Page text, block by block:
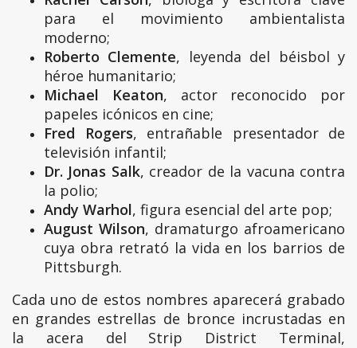
para el movimiento ambientalista
moderno;
Roberto Clemente, leyenda del béisbol y
héroe humanitario;
Michael Keaton, actor reconocido por
papeles icónicos en cine;
Fred Rogers, entrañable presentador de
televisión infantil;
Dr. Jonas Salk, creador de la vacuna contra
la polio;
Andy Warhol, figura esencial del arte pop;
August Wilson, dramaturgo afroamericano
cuya obra retrató la vida en los barrios de
Pittsburgh.
Cada uno de estos nombres aparecerá grabado
en grandes estrellas de bronce incrustadas en
la acera del Strip District Terminal,